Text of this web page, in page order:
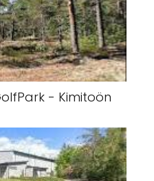
- Kimitoön